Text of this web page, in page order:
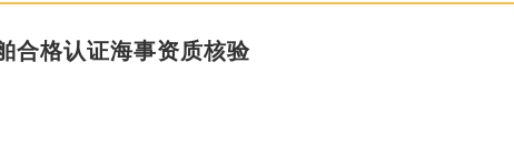
合格认证海事资质核验